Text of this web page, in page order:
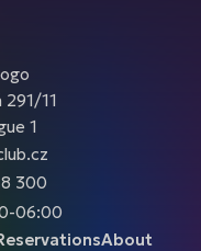
11
1
300
06:00
About